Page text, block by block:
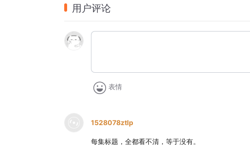
用户评论
表情
1528078ztlp
每集标题，全都看不清，等于没有。